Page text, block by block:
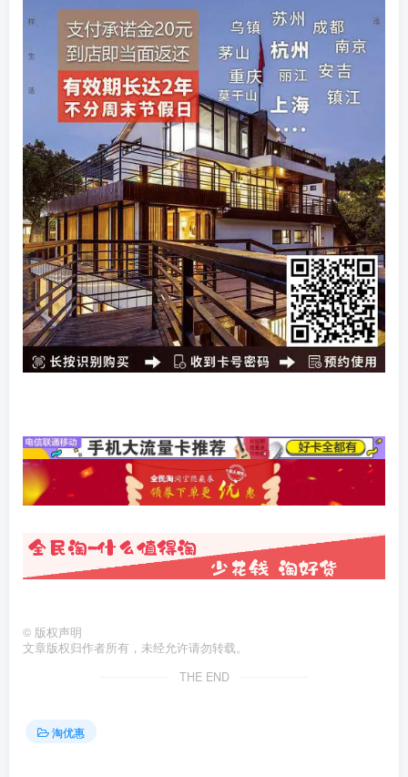
© 版权声明
文章版权归作者所有，未经允许请勿转载。
THE END
淘优惠